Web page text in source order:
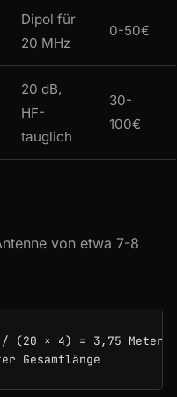
Dipol für
20 MHz
0-50€
20 dB,
HF-
tauglich
30-
100€
von etwa 7-8
/ (20 × 4) = 3,75 Meter